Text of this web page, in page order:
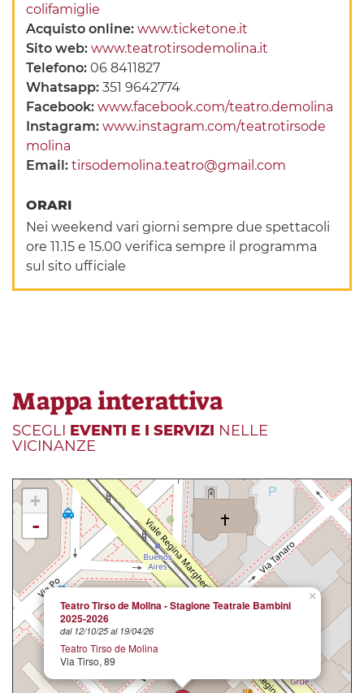
colifamiglie
Acquisto online:www.ticketone.it
Sito web:www.teatrotirsodemolina.it
Telefono:06 8411827
Whatsapp:351 9642774
Facebook:www.facebook.com/teatro.demolina
Instagram:www.instagram.com/teatrotirsode
molina
Email:tirsodemolina.teatro@gmail.com
ORARI
Nei weekend vari giorni sempre due spettacoli
ore 11.15 e 15.00 verifica sempre il programma
sul sito ufficiale
Mappa interattiva
SCEGLI EVENTI E I SERVIZI NELLE
VICINANZE
×
Teatro Tirso de Molina - Stagione Teatrale Bambini
2025-2026
dal 12/10/25 al 19/04/26
Teatro Tirso de Molina
Via Tirso, 89
+
-